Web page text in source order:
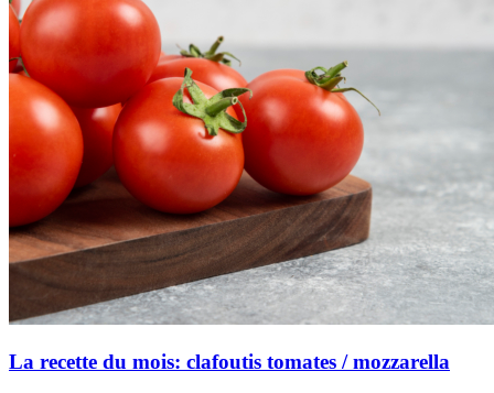
La recette du mois: clafoutis tomates / mozzarella